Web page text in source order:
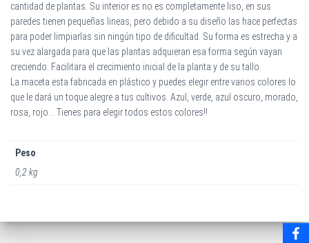
cantidad de plantas. Su interior es no es completamente liso, en sus
paredes tienen pequeñas lineas, pero debido a su diseño las hace perfectas
para poder limpiarlas sin ningún tipo de dificultad. Su forma es estrecha y a
su vez alargada para que las plantas adquieran esa forma según vayan
creciendo. Facilitara el crecimiento inicial de la planta y de su tallo.
La maceta esta fabricada en plástico y puedes elegir entre varios colores lo
que le dará un toque alegre a tus cultivos. Azul, verde, azul oscuro, morado,
rosa, rojo… Tienes para elegir todos estos colores!!
Peso
0,2 kg